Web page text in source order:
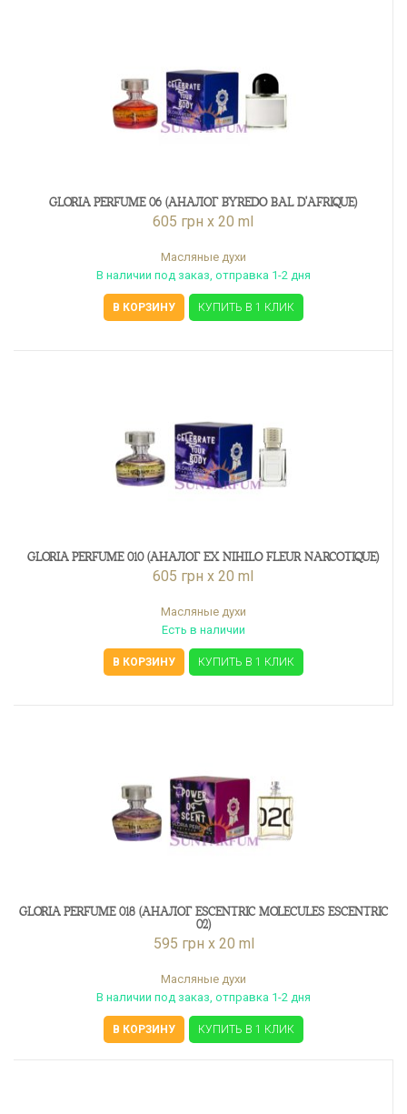
GLORIA PERFUME 06 (АНАЛОГ BYREDO BAL D'AFRIQUE)
605 грн x 20 ml
Масляные духи
В наличии под заказ, отправка 1-2 дня
В КОРЗИНУ КУПИТЬ В 1 КЛИК
GLORIA PERFUME 010 (АНАЛОГ EX NIHILO FLEUR NARCOTIQUE)
605 грн x 20 ml
Масляные духи
Есть в наличии
В КОРЗИНУ КУПИТЬ В 1 КЛИК
GLORIA PERFUME 018 (АНАЛОГ ESCENTRIC MOLECULES ESCENTRIC
02)
595 грн x 20 ml
Масляные духи
В наличии под заказ, отправка 1-2 дня
В КОРЗИНУ КУПИТЬ В 1 КЛИК